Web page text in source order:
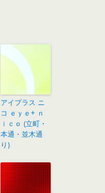
アイプラス ニ
コ ｅｙｅ+ ｎ
ｉｃｏ (立町・
本通・並木通
り)